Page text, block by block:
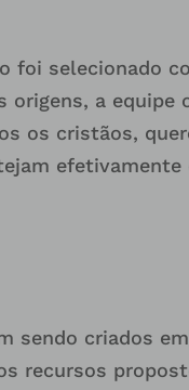
foi selecionado
origens, a equipe
os cristãos,
efetivamente
sendo criados
recursos